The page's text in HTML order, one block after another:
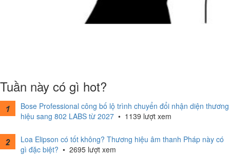
Tuần này có gì hot?
Bose Professional công bố lộ trình chuyển đổi nhận diện thương
hiệu sang 802 LABS từ 2027 • 1139 lượt xem
Loa Elipson có tốt không? Thương hiệu âm thanh Pháp này có
gì đặc biệt? • 2695 lượt xem